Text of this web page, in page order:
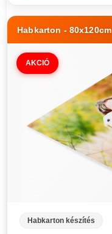
Habkarton - 80x120cm
AKCIÓ
Habkarton készítés